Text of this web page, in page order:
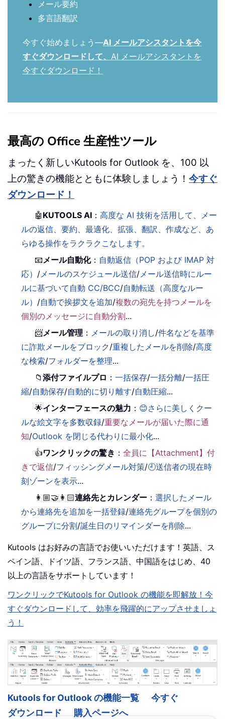
メール要約
多言語翻訳
今すぐ始めましょう—AI メールアシスタントを今
すぐダウンロードして、 AI メールアシスタントを
今すぐダウンロード！
最高の Office 生産性ツール
まったく新しいKutools for Outlook を、100 以
上の驚きの機能とともに体験しましょう！ 今すぐ
ダウンロード！
🤖 KUTOOLS AI ：高度な AI 技術を活用して、メー
ルの返信、要約、最適化、拡張、翻訳、作成など、あ
らゆる操作をラクラクこなします。
📧メール自動化： 自動返信（POP および IMAP 対
応） /メールのスケジュール送信/メール送信時にルー
ルに基づいて自動 CC/BCC/自動転送（高度なルー
ル） /自動で挨拶文を追加/複数の宛先を持つメールを
個別のメッセージに自動分割...
📨メール管理 ： メールの取り消し/件名などを基準
に詐欺メールをブロック/重複したメールを削除/高度
な検索/フォルダーを整理...
📁添付ファイルプロ ：一括保存/一括分離/一括圧
縮/自動保存/自動的に切り離す/自動圧縮...
🌟インターフェースの魅力 ： 😊さらに美しくクー
ルな絵文字を多数収録/重要なメールが届いた際に通
知/Outlook を閉じる代わりに最小化...
👍ワンクリックの驚き ：全員に【Attachment】付
きで返信/フィッシングメール対策/🕘送信者の現在時
刻ゾーンを表示...
👩🏼‍🤝‍👩🏻連絡先とカレンダー ：選択したメール
から連絡先を追加を一括登録/連絡先グループを個別の
グループに分割/誕生日のリマインダーを削除...
Kutools はお好みの言語でお使いいただけます！英語、ス
ペイン語、ドイツ語、フランス語、中国語をはじめ、40
以上の言語をサポートしています！
ワンクリックでKutools for Outlook の機能を即解放！今
すぐダウンロードして、効率を飛躍的にアップさせましょ
う！
Kutools for Outlook の機能一覧
今すぐ
ダウンロード
購入ページへ